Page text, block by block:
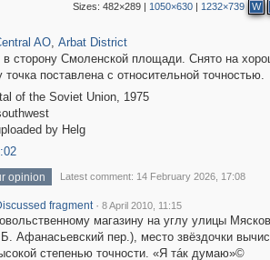
Sizes:482×289 | 1050×630 | 1232×739 W
AO, Arbat District
сторону Смоленской площади. Снято на
поставлена с относительной точностью.
of the Soviet Union, 1975
by Helg
opinion Latest comment: 14 February 2026, 17:08
fragment · 8 April 2010, 11:15
магазину на углу улицы
Афанасьевский пер.), место звёздочки
степенью точности. «Я тáк думаю»©